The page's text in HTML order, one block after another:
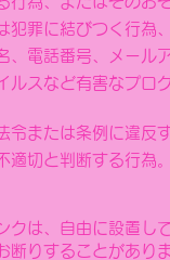
犯罪に結びつく行為
、電話番号、メール
ルスなど有害なプロ
令または条例に違反
適切と判断する行為。
クは、自由に設置し
断りすることがありま